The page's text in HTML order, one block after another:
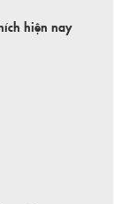
hiện nay